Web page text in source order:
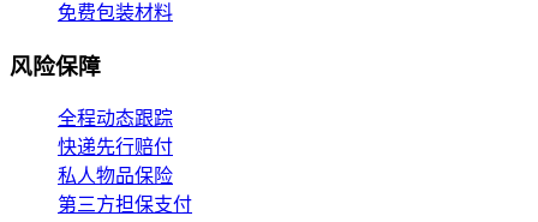
免费包装材料
风险保障
全程动态跟踪
快递先行赔付
私人物品保险
第三方担保支付